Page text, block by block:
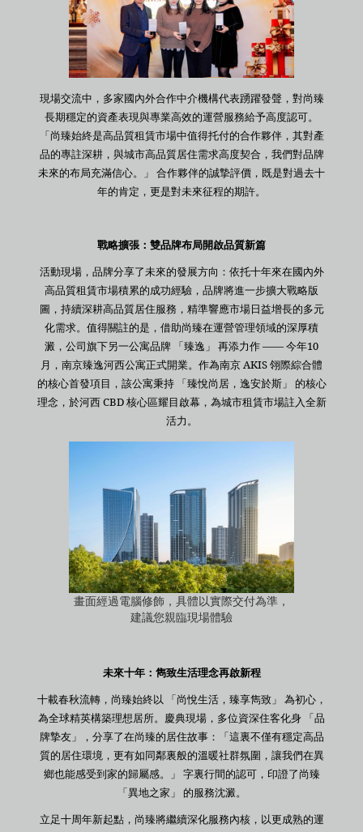
現場交流中，多家國內外合作中介機構代表踴躍發聲，對尚臻
長期穩定的資產表現與專業高效的運營服務給予高度認可。
「尚臻始終是高品質租賃市場中值得托付的合作夥伴，其對產
品的專註深耕，與城市高品質居住需求高度契合，我們對品牌
未來的布局充滿信心。」 合作夥伴的誠摯評價，既是對過去十
年的肯定，更是對未來征程的期許。
戰略擴張：雙品牌布局開啟品質新篇
活動現場，品牌分享了未來的發展方向：依托十年來在國內外
高品質租賃市場積累的成功經驗，品牌將進一步擴大戰略版
圖，持續深耕高品質居住服務，精準響應市場日益增長的多元
化需求。值得關註的是，借助尚臻在運營管理領域的深厚積
澱，公司旗下另一公寓品牌 「臻逸」 再添力作 —— 今年10
月，南京臻逸河西公寓正式開業。作為南京 AKIS 翎際綜合體
的核心首發項目，該公寓秉持 「臻悅尚居，逸安於斯」 的核心
理念，於河西 CBD 核心區耀目啟幕，為城市租賃市場註入全新
活力。
畫面經過電腦修飾，具體以實際交付為準，
建議您親臨現場體驗
未來十年：雋致生活理念再啟新程
十載春秋流轉，尚臻始終以 「尚悅生活，臻享雋致」 為初心，
為全球精英構築理想居所。慶典現場，多位資深住客化身 「品
牌摯友」，分享了在尚臻的居住故事：「這裏不僅有穩定高品
質的居住環境，更有如同鄰裏般的溫暖社群氛圍，讓我們在異
鄉也能感受到家的歸屬感。」 字裏行間的認可，印證了尚臻
「異地之家」 的服務沈澱。
立足十周年新起點，尚臻將繼續深化服務內核，以更成熟的運